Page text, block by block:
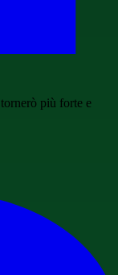
più forte e